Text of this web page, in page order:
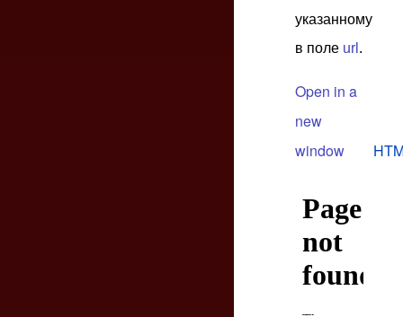
указанному
в поле url .
Open in a
new
window